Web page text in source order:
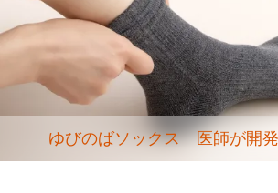
ゆびのばソックス 医師が開